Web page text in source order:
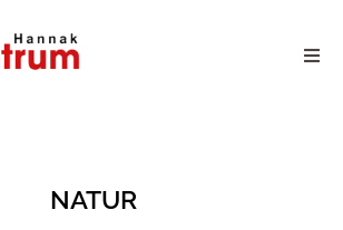
NATUR